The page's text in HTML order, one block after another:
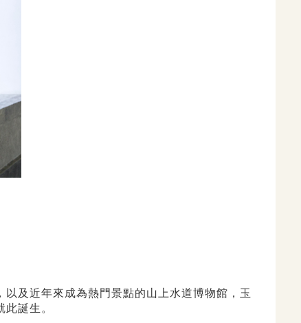
及近年來成為熱門景點的山上水道博物館，玉
誕生。